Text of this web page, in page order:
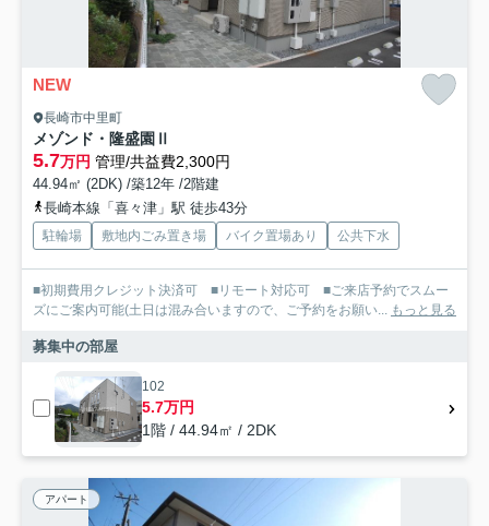
NEW
長崎市中里町
メゾンド・隆盛園Ⅱ
5.7万円 管理/共益費2,300円
44.94㎡ (2DK) /築12年 /2階建
長崎本線「喜々津」駅 徒歩43分
駐輪場 敷地内ごみ置き場 バイク置場あり 公共下水
■初期費用クレジット決済可 ■リモート対応可 ■ご来店予約でスムー
ズにご案内可能(土日は混み合いますので、ご予約をお願い...
もっと見る
募集中の部屋
102
5.7万円
1階 / 44.94㎡ / 2DK
アパート